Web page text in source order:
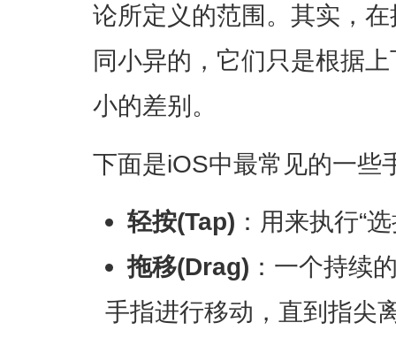
论所定义的范围。其实，
同小异的，它们只是根据
小的差别。
下面是iOS中最常见的一些
轻按(Tap) ：用来执行“
拖移(Drag) ：一个持续
手指进行移动，直到指尖